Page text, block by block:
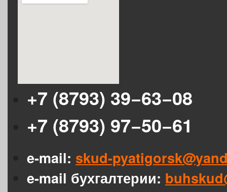
+7 (8793) 39−63−08
+7 (8793) 97−50−61
e-mail: skud-
e-mail бухгалтерии: